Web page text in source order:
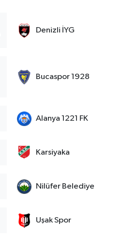
Denizli İYG
Bucaspor 1928
Alanya 1221 FK
Karsiyaka
Nilüfer Belediye
Uşak Spor